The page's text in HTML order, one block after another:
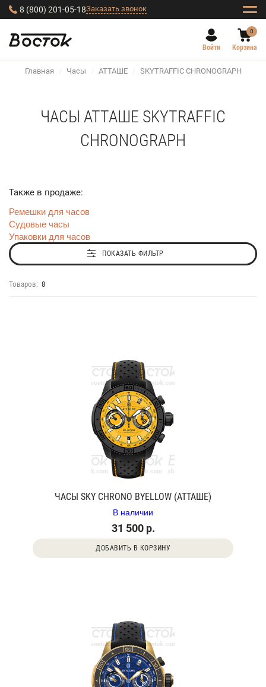
8 (800) 201-05-18Заказать звонок
Войти
0
Корзина
Главная / Часы / АТТАШЕ / SKYTRAFFIC CHRONOGRAPH
ЧАСЫ АТТАШЕ SKYTRAFFIC
CHRONOGRAPH
Также в продаже:
Ремешки для часов
Судовые часы
Упаковки для часов
ПОКАЗАТЬ ФИЛЬТР
Товаров: 8
ЧАСЫ SKY CHRONO BYELLOW (АТТАШЕ)
В наличии
31 500 р.
ДОБАВИТЬ В КОРЗИНУ